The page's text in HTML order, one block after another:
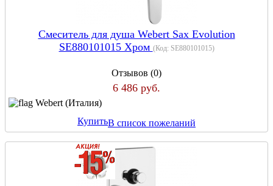
Смеситель для душа Webert Sax Evolution
SE880101015 Хром (Код: SE880101015)
Отзывов (0)
6 486 руб.
Webert (Италия)
КупитьВ список пожеланий